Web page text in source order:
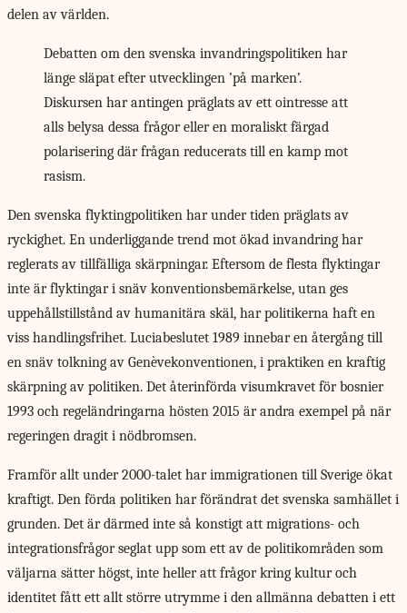
delen av världen.
Debatten om den svenska invandringspolitiken har
länge släpat efter utvecklingen ’på marken’.
Diskursen har antingen präglats av ett ointresse att
alls belysa dessa frågor eller en moraliskt färgad
polarisering där frågan reducerats till en kamp mot
rasism.
Den svenska flyktingpolitiken har under tiden präglats av
ryckighet. En underliggande trend mot ökad invandring har
reglerats av tillfälliga skärpningar. Eftersom de flesta flyktingar
inte är flyktingar i snäv konventionsbemärkelse, utan ges
uppehållstillstånd av humanitära skäl, har politikerna haft en
viss handlingsfrihet. Luciabeslutet 1989 innebar en återgång till
en snäv tolkning av Genèvekonventionen, i praktiken en kraftig
skärpning av politiken. Det återinförda visumkravet för bosnier
1993 och regeländringarna hösten 2015 är andra exempel på när
regeringen dragit i nödbromsen.
Framför allt under 2000-talet har immigrationen till Sverige ökat
kraftigt. Den förda politiken har förändrat det svenska samhället i
grunden. Det är därmed inte så konstigt att migrations- och
integrationsfrågor seglat upp som ett av de politikområden som
väljarna sätter högst, inte heller att frågor kring kultur och
identitet fått ett allt större utrymme i den allmänna debatten i ett